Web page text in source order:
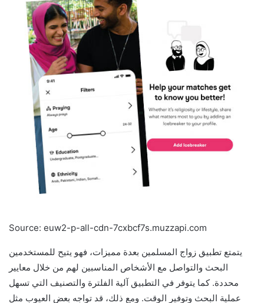
Source: euw2-p-all-cdn-7cxbcf7s.muzzapi.com
يتمتع تطبيق زواج المسلمين بعدة مميزات، فهو يتيح للمستخدمين
البحث والتواصل مع الأشخاص المناسبين لهم من خلال معايير
محددة. كما يتوفر في التطبيق آلية الفلترة والتصنيف التي تسهل
عملية البحث وتوفير الوقت. ومع ذلك، قد تواجه بعض العيوب مثل